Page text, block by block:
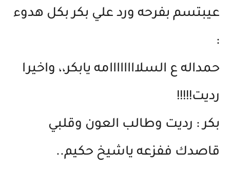
عيبتسم بفرحه ورد علي بكر بكل هدوء
:
حمداله ع السلاااااااامه يابكر،، واخيرا
رديت!!!!!
بكر : رديت وطالب العون وقلبي
قاصدك ففزعه ياشيخ حكيم..